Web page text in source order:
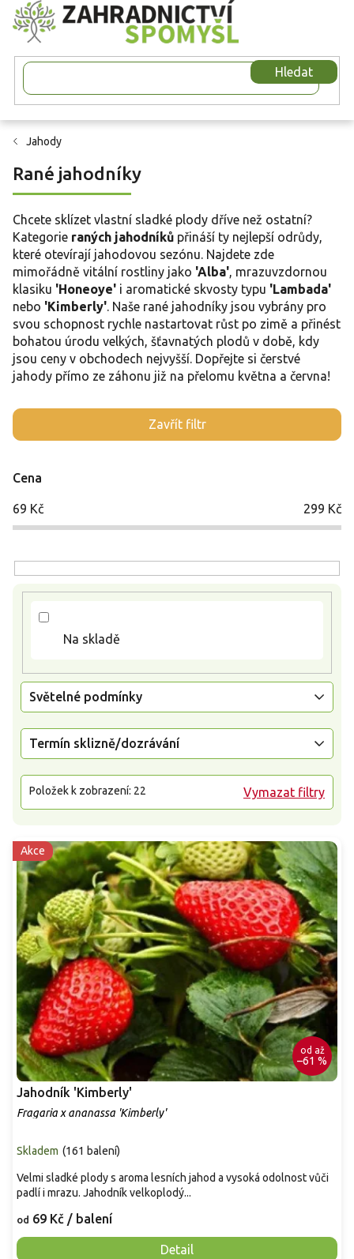
Přejít
na
obsah
Hledat
Jahody
Rané jahodníky
Chcete sklízet vlastní sladké plody dříve než ostatní?
Kategorie raných jahodníků přináší ty nejlepší odrůdy,
které otevírají jahodovou sezónu. Najdete zde
mimořádně vitální rostliny jako 'Alba' , mrazuvzdornou
klasiku 'Honeoye' i aromatické skvosty typu 'Lambada'
nebo 'Kimberly' . Naše rané jahodníky jsou vybrány pro
svou schopnost rychle nastartovat růst po zimě a přinést
bohatou úrodu velkých, šťavnatých plodů v době, kdy
jsou ceny v obchodech nejvyšší. Dopřejte si čerstvé
jahody přímo ze záhonu již na přelomu května a června!
Zavřít filtr
Cena
69 Kč 299 Kč
Na skladě
Světelné podmínky
Termín sklizně/dozrávání
Vymazat filtry
Položek k zobrazení: 22
V
ý
s
p
u
Akce
od až
–61 %
Jahodník 'Kimberly'
Fragaria x ananassa 'Kimberly'
Skladem (161 balení)
od 69 Kč / balení
Detail
Velmi sladké plody s aroma lesních jahod a vysoká odolnost vůči
padlí i mrazu. Jahodník velkoplodý...